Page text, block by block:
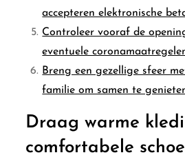
accepteren elektronische
Controleer vooraf de
eventuele
Breng een gezellige sfeer
familie om samen te
Draag warme
comfortabele